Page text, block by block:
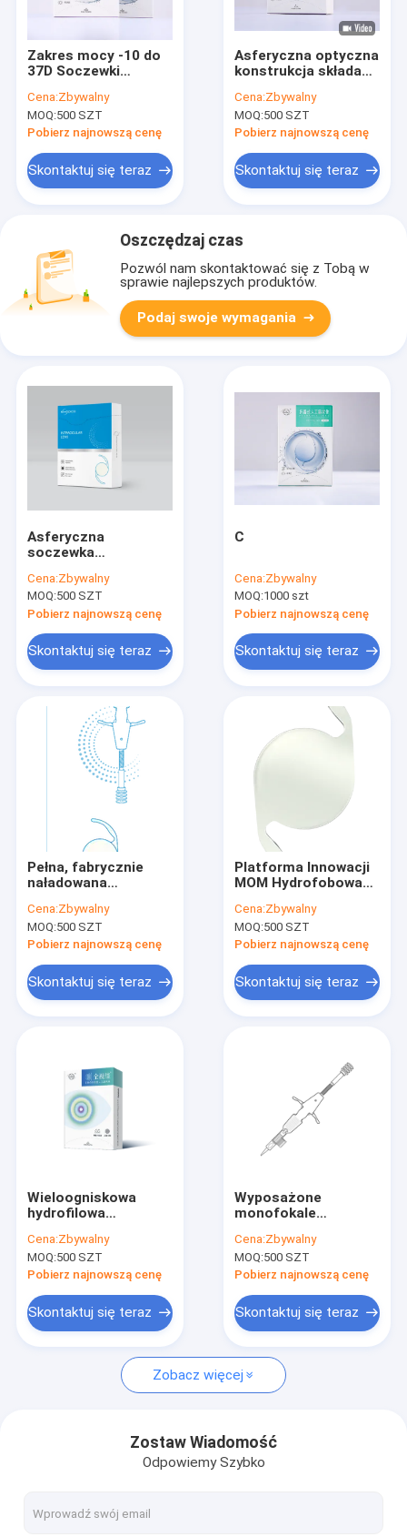
Produkty
O nas
Wycieczka po fabryce
Soczewka wewnątrzgałkowa IOL
Fabrycznie załadowana soczewka wewnątrzgałkowa
Hydrofilowe soczewki wewnątrzgałkowe
Wiskoelastyczne urządzenia okulistyczne
Zakres mocy -10 do
37D Soczewki
hydrofilowe o
wskaźniku załamania
1,47 średnica 6,0 mm
korekty wzroku
Cena:Zbywalny
MOQ:500 SZT
Pobierz najnowszą cenę
Skontaktuj się teraz
Asferyczna optyczna
konstrukcja składane
wewnątrzgałowe
Sztuczne soczewki
do chirurgii zaćmy
Cena:Zbywalny
MOQ:500 SZT
Pobierz najnowszą cenę
Skontaktuj się teraz
Oszczędzaj czas
Pozwól nam skontaktować się z Tobą w
sprawie najlepszych produktów.
Podaj swoje wymagania
Asferyczna
soczewka
powłoką
hydrofobową
Cena:Zbywalny
MOQ:500 SZT
Pobierz najnowszą cenę
Skontaktuj się teraz
C
Cena:Zbywalny
MOQ:1000 szt
Pobierz najnowszą cenę
Skontaktuj się teraz
Pełna, fabrycznie
naładowana
hydrofobowa
soczewka
wewnątrzgałkowa
Cena:Zbywalny
MOQ:500 SZT
Pobierz najnowszą cenę
Skontaktuj się teraz
Platforma Innowacji
MOM Hydrofobowa
Wewnątrzgałkowa
Cena:Zbywalny
MOQ:500 SZT
Pobierz najnowszą cenę
Skontaktuj się teraz
Wieloogniskowa
hydrofilowa
soczewka
wewnątrzgałkowa z
opatentowaną
technologią
dyfrakcyjną Fouriera
Harmonic
Cena:Zbywalny
MOQ:500 SZT
Pobierz najnowszą cenę
Skontaktuj się teraz
Wyposażone
monofokale
wewnętrzne okulary
Cena:Zbywalny
MOQ:500 SZT
Pobierz najnowszą cenę
Skontaktuj się teraz
Zobacz więcej
Zostaw Wiadomość
Odpowiemy Szybko